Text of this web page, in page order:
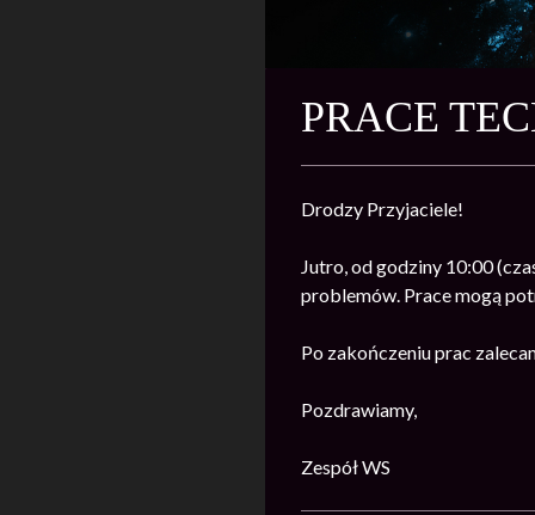
PRACE
Drodzy Przyjaciele!
Jutro, od godziny 10:00
problemów. Prace mogą
Po zakończeniu prac
Pozdrawiamy,
Zespół WS